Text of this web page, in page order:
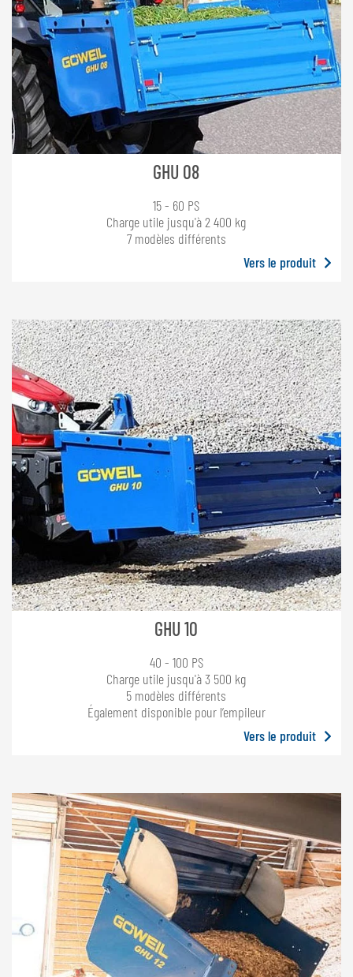
GHU 08
15 - 60 PS
Charge utile jusqu'à 2 400 kg
7 modèles différents
Vers le produit
GHU 10
40 - 100 PS
Charge utile jusqu'à 3 500 kg
5 modèles différents
Également disponible pour l’empileur
Vers le produit